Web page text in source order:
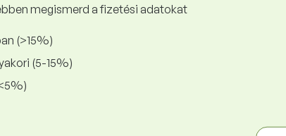
megismerd a fizetési adatokat
(>15%)
(5-15%)